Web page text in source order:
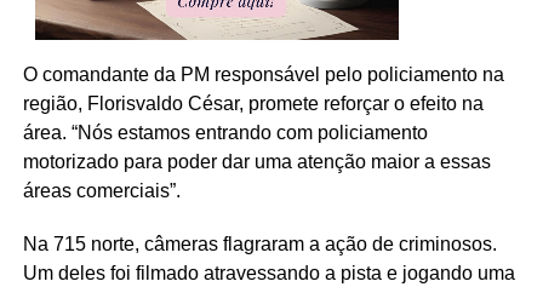
O comandante da PM responsável pelo policiamento na
região, Florisvaldo César, promete reforçar o efeito na
área. “Nós estamos entrando com policiamento
motorizado para poder dar uma atenção maior a essas
áreas comerciais”.
Na 715 norte, câmeras flagraram a ação de criminosos.
Um deles foi filmado atravessando a pista e jogando uma